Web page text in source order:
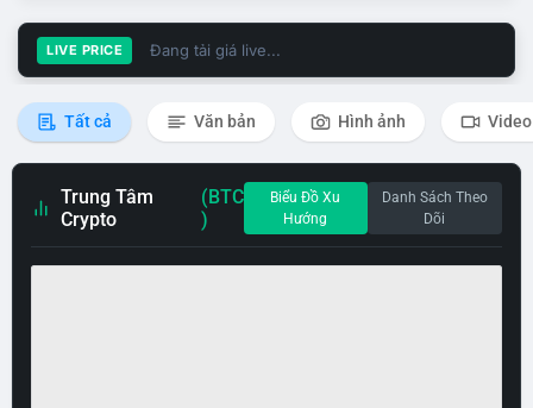
LIVE PRICE Đang tải giá live...
Tất cả Văn bản Hình ảnh Video
Trung Tâm
Crypto
(BTC
)
Biểu Đồ Xu
Hướng
Danh Sách Theo
Dõi